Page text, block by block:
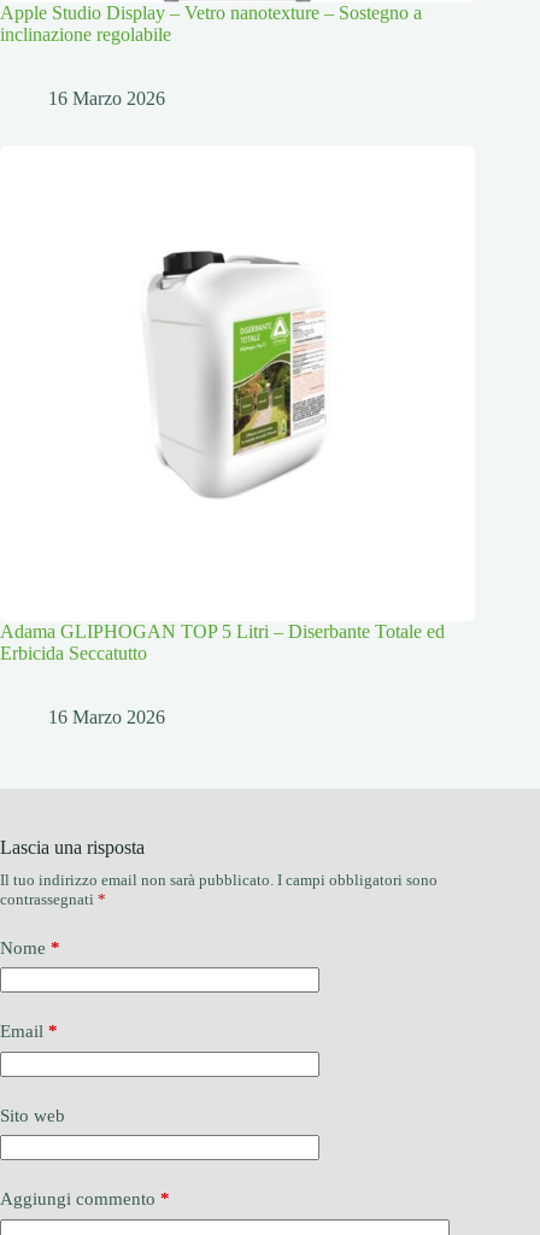
Apple Studio Display – Vetro nanotexture – Sostegno a
inclinazione regolabile
16 Marzo 2026
Adama GLIPHOGAN TOP 5 Litri – Diserbante Totale ed
Erbicida Seccatutto
16 Marzo 2026
Lascia una risposta
Il tuo indirizzo email non sarà pubblicato. I campi obbligatori sono
contrassegnati *
Nome *
Email *
Sito web
Aggiungi commento *